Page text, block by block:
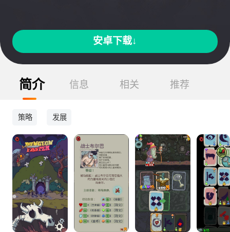
安卓下载↓
简介 信息 相关 推荐
策略 发展